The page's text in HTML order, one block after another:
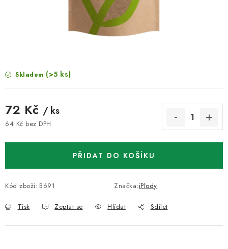
Reklamace a vrácení zboží
Skladem (>5 ks)
72 Kč / ks
64 Kč bez DPH
PŘIDAT DO KOŠÍKU
Kód zboží: B691 Značka:iPlody
Tisk Zeptat se Hlídat Sdílet